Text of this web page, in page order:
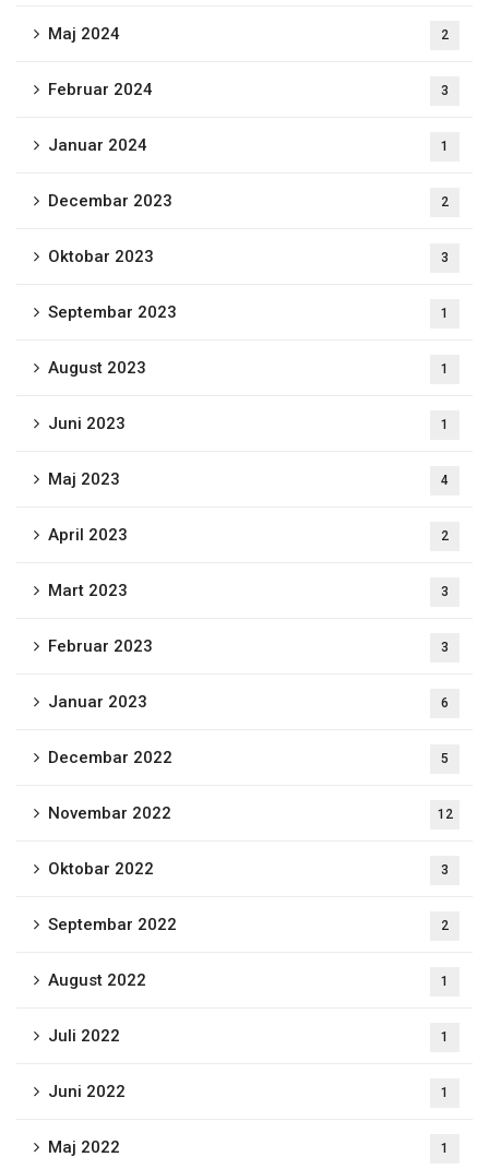
Maj 2024 2
Februar 2024 3
Januar 2024 1
Decembar 2023 2
Oktobar 2023 3
Septembar 2023 1
August 2023 1
Juni 2023 1
Maj 2023 4
April 2023 2
Mart 2023 3
Februar 2023 3
Januar 2023 6
Decembar 2022 5
Novembar 2022 12
Oktobar 2022 3
Septembar 2022 2
August 2022 1
Juli 2022 1
Juni 2022 1
Maj 2022 1